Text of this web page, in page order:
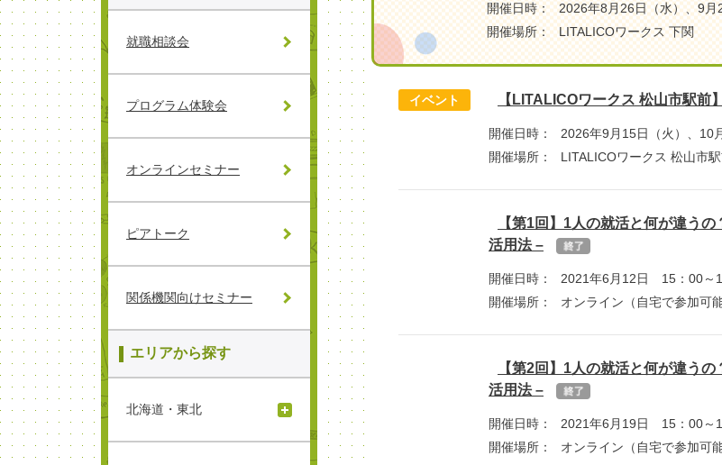
開催日時：
2026年8月26日（水）、9月
開催場所：
LITALICOワークス 下関
イベント 【LITALICOワークス 松山市駅前
開催日時：
2026年9月15日（火）、10
開催場所：
LITALICOワークス 松山市
【第1回】1人の就活と何が違う
活用法 –
開催日時：
2021年6月12日 15：00～
開催場所：
オンライン（自宅で参加可能
【第2回】1人の就活と何が違う
活用法 –
開催日時：
2021年6月19日 15：00～
開催場所：
オンライン（自宅で参加可能
就職相談会
プログラム体験会
オンラインセミナー
ピアトーク
関係機関向けセミナー
エリアから探す
北海道・東北